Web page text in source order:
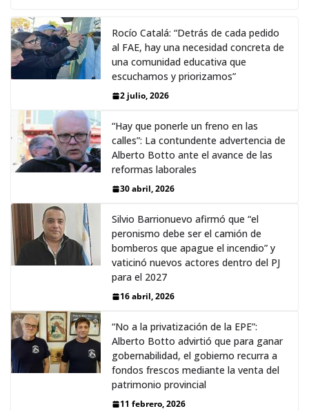
Rocío Catalá: “Detrás de cada pedido
al FAE, hay una necesidad concreta de
una comunidad educativa que
escuchamos y priorizamos”
2 julio, 2026
“Hay que ponerle un freno en las
calles”: La contundente advertencia de
Alberto Botto ante el avance de las
reformas laborales
30 abril, 2026
Silvio Barrionuevo afirmó que “el
peronismo debe ser el camión de
bomberos que apague el incendio” y
vaticinó nuevos actores dentro del PJ
para el 2027
16 abril, 2026
“No a la privatización de la EPE”:
Alberto Botto advirtió que para ganar
gobernabilidad, el gobierno recurra a
fondos frescos mediante la venta del
patrimonio provincial
11 febrero, 2026